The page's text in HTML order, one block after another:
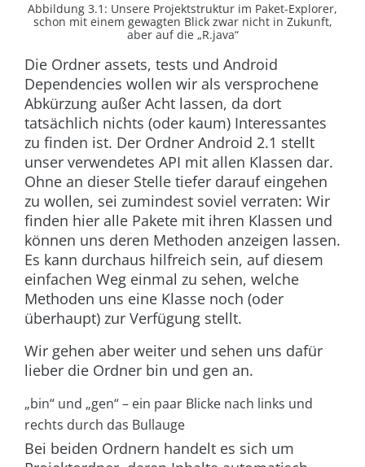
Abbildung 3.1 : Unsere Projektstruktur im Paket-Explorer,
schon mit einem gewagten Blick zwar nicht in Zukunft,
aber auf die „R.java“
Die Ordner assets, tests und Android
Dependencies wollen wir als versprochene
Abkürzung außer Acht lassen, da dort
tatsächlich nichts (oder kaum) Interessantes
zu finden ist. Der Ordner Android 2.1 stellt
unser verwendetes API mit allen Klassen dar.
Ohne an dieser Stelle tiefer darauf eingehen
zu wollen, sei zumindest soviel verraten: Wir
finden hier alle Pakete mit ihren Klassen und
können uns deren Methoden anzeigen lassen.
Es kann durchaus hilfreich sein, auf diesem
einfachen Weg einmal zu sehen, welche
Methoden uns eine Klasse noch (oder
überhaupt) zur Verfügung stellt.
Wir gehen aber weiter und sehen uns dafür
lieber die Ordner bin und gen an.
„bin“ und „gen“ – ein paar Blicke nach links und
rechts durch das Bullauge
Bei beiden Ordnern handelt es sich um